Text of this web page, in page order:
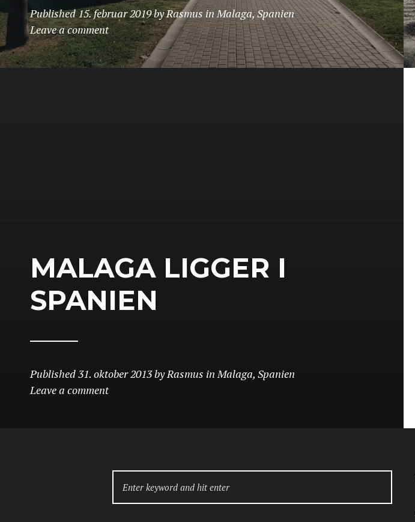
Published15. februar 2019byRasmusinMalaga,Spanien
Leave a comment
MALAGA LIGGER I
SPANIEN
Published31. oktober 2013byRasmus inMalaga, Spanien
Leave a comment
FOR: